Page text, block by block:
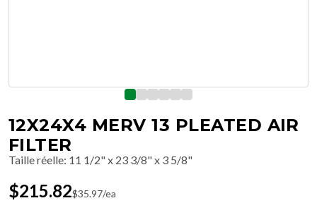
12X24X4 MERV 13 PLEATED AIR
FILTER
Taille réelle: 11 1/2" x 23 3/8" x 3 5/8"
$215.82$35.97/ea